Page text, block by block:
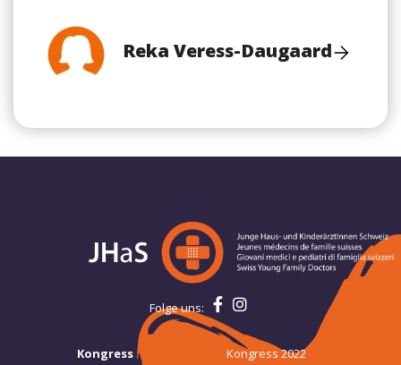
Reka Veress-Daugaard
Folge uns:
Kongress Kongress 2022